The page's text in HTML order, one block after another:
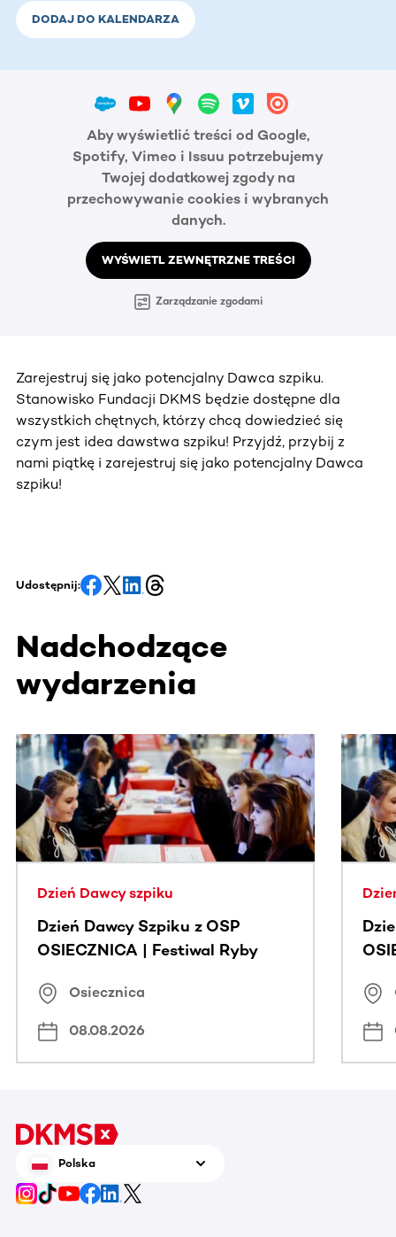
DODAJ DO KALENDARZA
Aby wyświetlić treści od Google,
Spotify, Vimeo i Issuu potrzebujemy
Twojej dodatkowej zgody na
przechowywanie cookies i wybranych
danych.
WYŚWIETL ZEWNĘTRZNE TREŚCI
Zarządzanie zgodami
Zarejestruj się jako potencjalny Dawca szpiku.
Stanowisko Fundacji DKMS będzie dostępne dla
wszystkich chętnych, którzy chcą dowiedzieć się
czym jest idea dawstwa szpiku! Przyjdź, przybij z
nami piątkę i zarejestruj się jako potencjalny Dawca
szpiku!
Udostępnij:
Nadchodzące
wydarzenia
Ta sekcja zawiera treści przewijane w poziomie. Użyj
Dzień Dawcy szpiku
Dzień Dawcy Szpiku z OSP
OSIECZNICA | Festiwal Ryby
Osiecznica
08.08.2026
Polska